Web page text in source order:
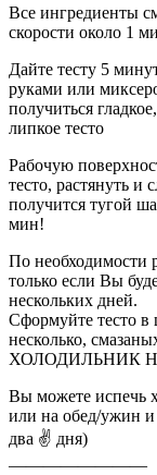
Все ингредиенты
скорости около 1
Дайте тесту 5
руками или
получиться
липкое тесто
Рабочую
тесто, растянуть и
получится тугой
мин!
По необходимости
только если Вы
нескольких дней.
Сформуйте тесто в
несколько,
ХОЛОДИЛЬНИК
Вы можете испечь
или на обед/ужин и
два ✌️ дня)
————————